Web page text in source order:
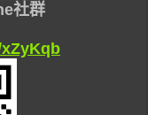
社群